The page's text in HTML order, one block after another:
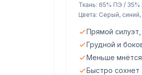
Ткань: 65% ПЭ / 35%
Цвета: Серый, синий,
Прямой силуэт,
Грудной и
Меньше мнётся
Быстро сохнет